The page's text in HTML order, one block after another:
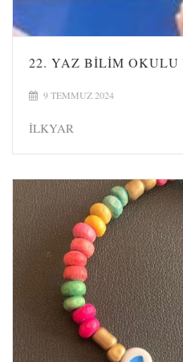
22. YAZ BILIM
9 TEMMUZ 2024
İLKYAR